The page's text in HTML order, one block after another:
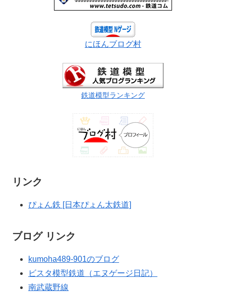
にほんブログ村
鉄道模型ランキング
リンク
ぴょん鉄 [日本ぴょん太鉄道]
ブログ リンク
kumoha489-901のブログ
ビスタ模型鉄道（エヌゲージ日記）
南武蔵野線